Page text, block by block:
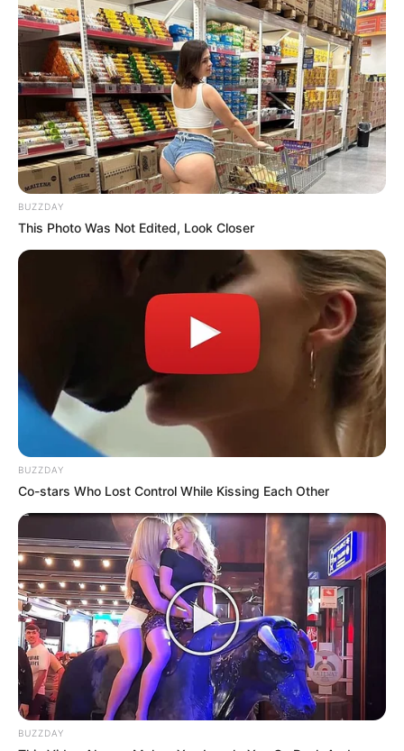
Do You Know What Crohn's Disease Is? Take A
Look!
BUZZDAY
Remember Albert? You Better Sit Down Before You
BUZZDAY
Co-stars Who Lost Control While Kissing Each
Other
BUZZDAY
BUZZDAY
This Photo Was Not Edited, Look Closer
BUZZDAY
Co-stars Who Lost Control While Kissing Each Other
BUZZDAY